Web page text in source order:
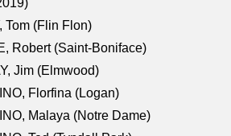
Tom (Flin Flon)
Robert (Saint-Boniface)
Jim (Elmwood)
Florfina (Logan)
Malaya (Notre Dame)